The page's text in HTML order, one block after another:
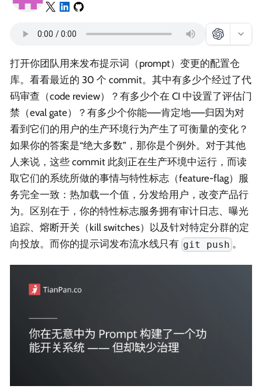
打开你团队用来发布提示词（prompt）变更的配置仓
库。看看最近的 30 个 commit。其中有多少个经过了代
码审查（code review）？有多少个在 CI 中设置了评估门
禁（eval gate）？有多少个你能——肯定地——归因为对
看到它们的用户的生产环境行为产生了可衡量的变化？
如果你的答案是“绝大多数”，那你是个例外。对于其他
人来说，这些 commit 此刻正在生产环境中运行，而读
取它们的系统所做的事情与特性标志（feature-flag）服
务完全一致：热加载一个值，分发给用户，改变产品行
为。区别在于，你的特性标志服务拥有审计日志、曝光
追踪、熔断开关（kill switches）以及针对特定分群的定
向投放。而你的提示词发布流水线只有 git push 。